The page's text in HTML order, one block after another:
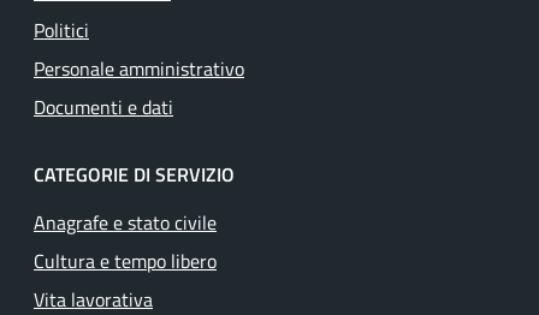
Politici
Personale amministrativo
Documenti e dati
CATEGORIE DI SERVIZIO
Anagrafe e stato civile
Cultura e tempo libero
Vita lavorativa